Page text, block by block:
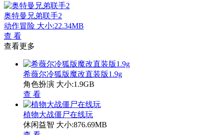
奥特曼兄弟联手2
动作冒险 大小:22.34MB
查 看
查看更多
希薇尔冷狐版魔改直装版1.9g
角色扮演 大小:1.9GB
查 看
植物大战僵尸在线玩
休闲益智 大小:876.69MB